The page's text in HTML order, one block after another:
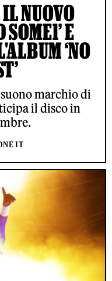
NUOVO
E
‘NO
marchio di
il disco in
IT